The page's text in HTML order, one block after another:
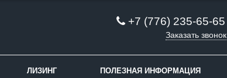
+7 (776) 235-65-65
Заказать звонок
ЛИЗИНГ ПОЛЕЗНАЯ ИНФОРМАЦИЯ